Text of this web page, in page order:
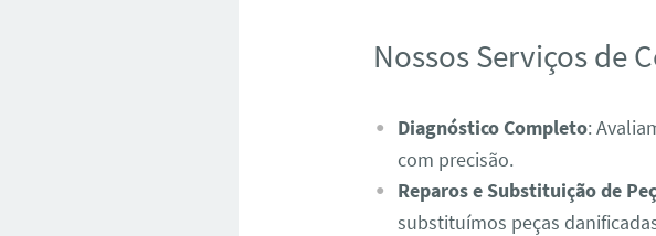
Nossos Serviços de
Diagnóstico Completo:
com precisão.
Reparos e Substituição de
substituímos peças